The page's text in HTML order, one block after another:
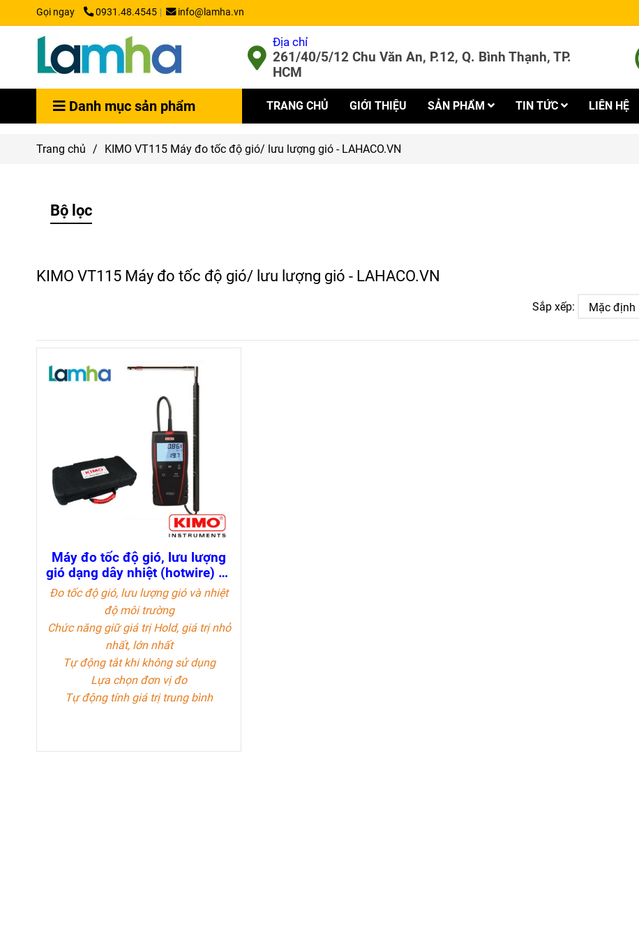
Gọi ngay 0931.48.4545 info@lamha.vn
Địa chỉ
261/40/5/12 Chu Văn An, P.12, Q. Bình Thạnh, TP.
HCM
Danh mục sản phẩm TRANG CHỦ GIỚI THIỆU SẢN PHẨM TIN TỨC LIÊN HỆ
Trang chủ / KIMO VT115 Máy đo tốc độ gió/ lưu lượng gió - LAHACO.VN
Bộ lọc
KIMO VT115 Máy đo tốc độ gió/ lưu lượng gió - LAHACO.VN
Sắp xếp:
Máy đo tốc độ gió, lưu lượng
gió dạng dây nhiệt (hotwire) và
nhiệt độ môi trường KIMO
VT115
Đo tốc độ gió, lưu lượng gió và nhiệt
độ môi trường
Chức năng giữ giá trị Hold, giá trị nhỏ
nhất, lớn nhất
Tự động tắt khi không sử dụng
Lựa chọn đơn vị đo
Tự động tính giá trị trung bình